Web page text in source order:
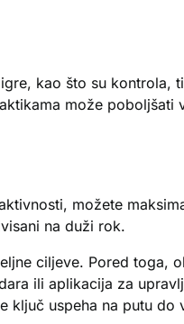
kao što su kontrola,
može poboljšati
možete
na duži rok.
ciljeve. Pored toga,
ili aplikacija za
ključ uspeha na putu do